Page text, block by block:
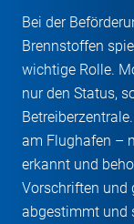
Bei der
Brennstoffen
wichtige Rolle.
nur den Status,
am Flughafen –
erkannt und
Vorschriften und
abgestimmt und